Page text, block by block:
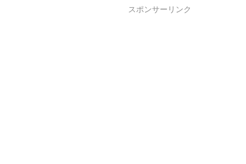
スポンサーリンク